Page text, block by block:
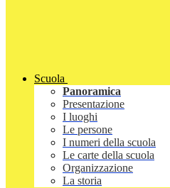
Scuola
Panoramica
Presentazione
I luoghi
Le persone
I numeri della scuola
Le carte della scuola
Organizzazione
La storia